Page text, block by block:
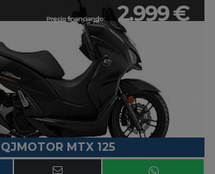
Precio financiando: 2.999 €
QJMOTOR MTX 125